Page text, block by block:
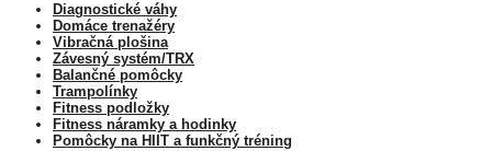
Diagnostické váhy
Domáce trenažéry
Vibračná plošina
Závesný systém/TRX
Balančné pomôcky
Trampolínky
Fitness podložky
Fitness náramky a hodinky
Pomôcky na HIIT a funkčný tréning